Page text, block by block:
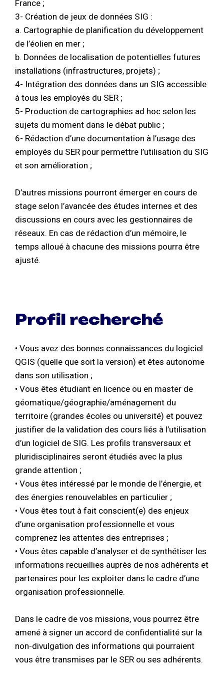
France ;
3- Création de jeux de données SIG :
a. Cartographie de planification du développement
de l’éolien en mer ;
b. Données de localisation de potentielles futures
installations (infrastructures, projets) ;
4- Intégration des données dans un SIG accessible
à tous les employés du SER ;
5- Production de cartographies ad hoc selon les
sujets du moment dans le débat public ;
6- Rédaction d’une documentation à l’usage des
employés du SER pour permettre l’utilisation du SIG
et son amélioration ;
D’autres missions pourront émerger en cours de
stage selon l’avancée des études internes et des
discussions en cours avec les gestionnaires de
réseaux. En cas de rédaction d’un mémoire, le
temps alloué à chacune des missions pourra être
ajusté.
Profil recherché
• Vous avez des bonnes connaissances du logiciel
QGIS (quelle que soit la version) et êtes autonome
dans son utilisation ;
• Vous êtes étudiant en licence ou en master de
géomatique/géographie/aménagement du
territoire (grandes écoles ou université) et pouvez
justifier de la validation des cours liés à l’utilisation
d’un logiciel de SIG. Les profils transversaux et
pluridisciplinaires seront étudiés avec la plus
grande attention ;
• Vous êtes intéressé par le monde de l’énergie, et
des énergies renouvelables en particulier ;
• Vous êtes tout à fait conscient(e) des enjeux
d’une organisation professionnelle et vous
comprenez les attentes des entreprises ;
• Vous êtes capable d’analyser et de synthétiser les
informations recueillies auprès de nos adhérents et
partenaires pour les exploiter dans le cadre d’une
organisation professionnelle.
Dans le cadre de vos missions, vous pourrez être
amené à signer un accord de confidentialité sur la
non-divulgation des informations qui pourraient
vous être transmises par le SER ou ses adhérents.